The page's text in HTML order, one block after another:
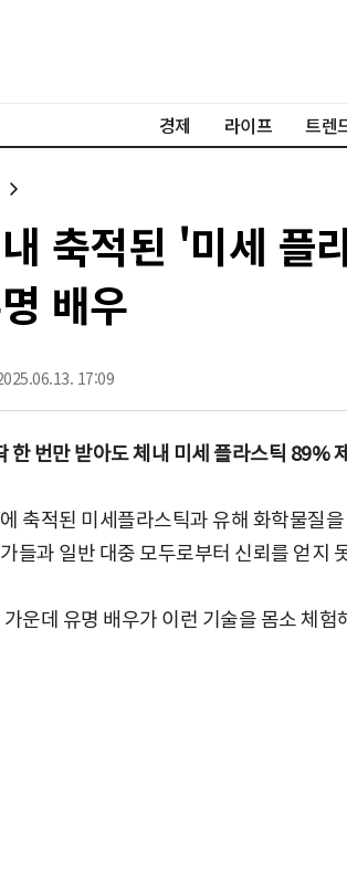
경제 라이프 트렌
축적된 '미세 플
배우
17:09
한 번만 받아도 체내 미세 플라스틱 89%
축적된 미세플라스틱과 유해 화학물질
들과 일반 대중 모두로부터 신뢰를 얻지
가운데 유명 배우가 이런 기술을 몸소 체험